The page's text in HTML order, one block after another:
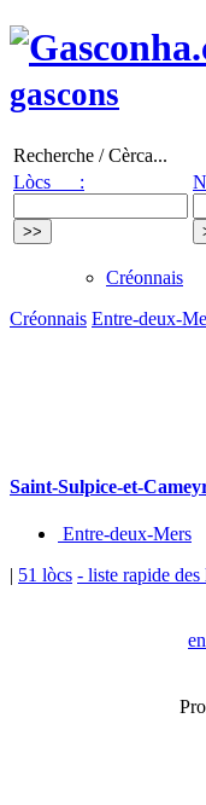
gascons
Recherche / Cèrca...
Lòcs :
Créonnais
Créonnais Entre-deux-
Saint-Sulpice-et-
Entre-deux-Mers
| 51 lòcs - liste rapide des